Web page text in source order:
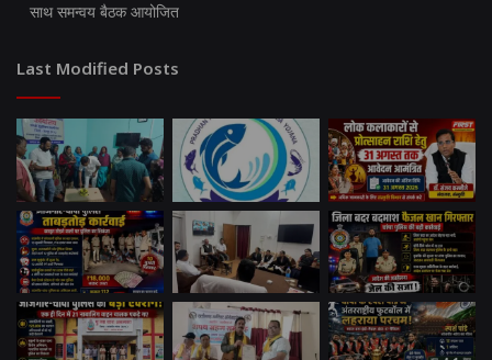
साथ समन्वय बैठक आयोजित
Last Modified Posts